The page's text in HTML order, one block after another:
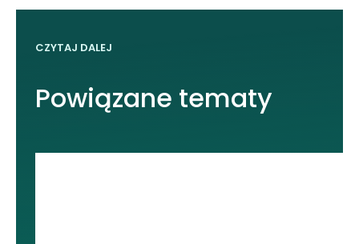
CZYTAJ DALEJ
Powiązane tematy